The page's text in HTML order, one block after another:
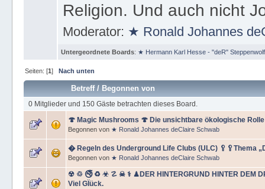
Religion. Und auch nicht
Moderator: ★ Ronald Johannes
Untergeordnete Boards: ★ Hermann Karl Hesse - "deR" Steppenwolf
Seiten: [1] Nach unten
Betreff/ Begonnen von
0 Mitglieder und 150 Gäste betrachten dieses Board.
🍄 Magic Mushrooms 🍄 Die unsichtbare ökologische
Begonnen von ★ Ronald Johannes deClaire Schwab
� Regeln des Underground Life Clubs (ULC) 🥄🥄Thema
Begonnen von ★ Ronald Johannes deClaire Schwab
☢ ♲ 🚭 ♻ ☣ ☡ ☠ ⚕ ♟DER HINTERGRUND HINTER DEM
Viel GÏück.